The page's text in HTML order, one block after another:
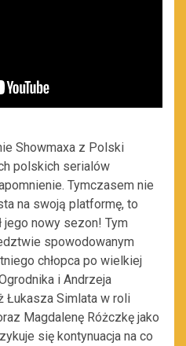
Showmaxa z Polski
polskich serialów
Tymczasem nie
na swoją platformę, to
nowy sezon! Tym
spowodowanym
chłopca po wielkiej
i Andrzeja
Łukasza Simlata w roli
Magdalenę Różczkę jako
się kontynuacja na co